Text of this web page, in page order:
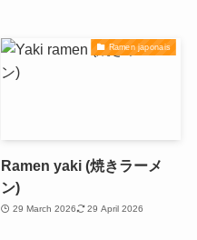
Ramen japonais
Ramen yaki (焼きラーメ
ン)
29 March 2026 29 April 2026